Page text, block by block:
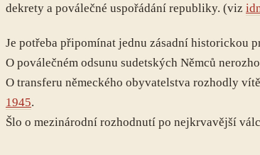
dekrety a poválečné uspořádání republiky. (viz
Je potřeba připomínat jednu zásadní historickou
O poválečném odsunu sudetských Němců
O transferu německého obyvatelstva rozhodly
1945.
Šlo o mezinárodní rozhodnutí po nejkrvavější